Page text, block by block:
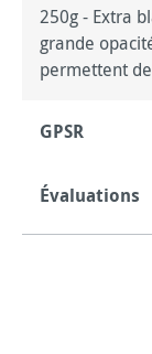
250g - Extra
grande
permettent
GPSR
Évaluations